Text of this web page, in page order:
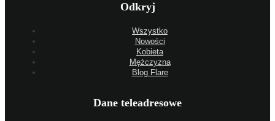
Odkryj
Wszystko
Nowości
Kobieta
Mężczyzna
Blog Flare
Dane teleadresowe